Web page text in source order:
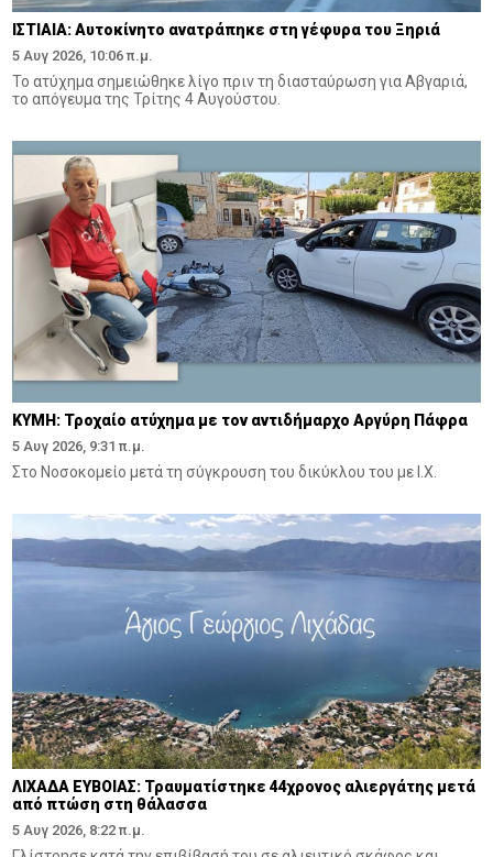
ΙΣΤΙΑΙΑ: Αυτοκίνητο ανατράπηκε στη γέφυρα του Ξηριά
5 Αυγ 2026, 10:06 π.μ.
Το ατύχημα σημειώθηκε λίγο πριν τη διασταύρωση για Αβγαριά,
το απόγευμα της Τρίτης 4 Αυγούστου.
ΚΥΜΗ: Τροχαίο ατύχημα με τον αντιδήμαρχο Αργύρη Πάφρα
5 Αυγ 2026, 9:31 π.μ.
Στο Νοσοκομείο μετά τη σύγκρουση του δικύκλου του με Ι.Χ.
ΛΙΧΑΔΑ ΕΥΒΟΙΑΣ: Τραυματίστηκε 44χρονος αλιεργάτης μετά
από πτώση στη θάλασσα
5 Αυγ 2026, 8:22 π.μ.